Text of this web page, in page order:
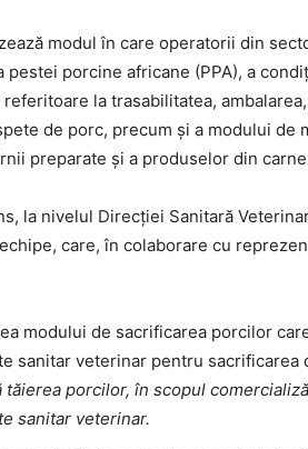
modul în care operatorii din
pestei porcine africane (PPA), a
la trasabilitatea,
de porc, precum și a modului de
preparate şi a produselor din
la nivelul Direcției Sanitară
care, în colaborare cu
modului de sacrificarea porcilor
sanitar veterinar pentru
tăierea porcilor, în scopul
sanitar veterinar.